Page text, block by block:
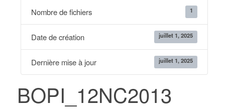
Nombre de fichiers 1
Date de création juillet 1, 2025
Dernière mise à jour juillet 1, 2025
BOPI_12NC2013